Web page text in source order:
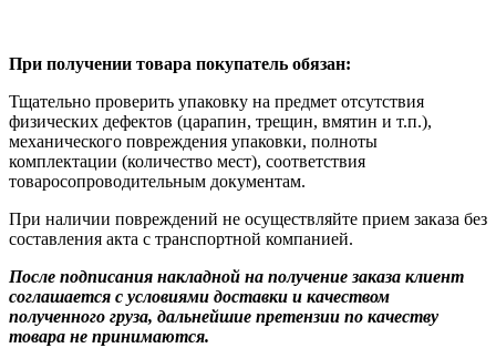
При получении товара покупатель обязан:
Тщательно проверить упаковку на предмет отсутствия
физических дефектов (царапин, трещин, вмятин и т.п.),
механического повреждения упаковки, полноты
комплектации (количество мест), соответствия
товаросопроводительным документам.
При наличии повреждений не осуществляйте прием заказа без
составления акта с транспортной компанией.
После подписания накладной на получение заказа клиент
соглашается с условиями доставки и качеством
полученного груза, дальнейшие претензии по качеству
товара не принимаются.